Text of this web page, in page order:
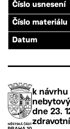
Číslo usnesení
Číslo materiálu
Datum
k návrhu
dne 23.